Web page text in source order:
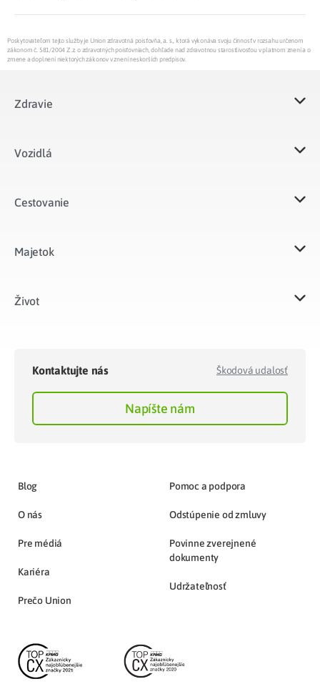
Poskytovateľom tejto služby je Union zdravotná poisťovňa, a. s., ktorá vykonáva svoju činnosť v rozsahu určenom
zákonom č. 581/2004 Z.z. o zdravotných poisťovniach, dohľade nad zdravotnou starostlivosťou v platnom znení a o
zmene a doplnení niektorých zákonov v znení neskorších predpisov.
Zdravie
Vozidlá​
Cestovanie
Majetok​
Život​
Kontaktujte nás Škodová udalosť
Napíšte nám
Blog
O nás
Pre médiá
Kariéra
Prečo Union
Pomoc a podpora
Odstúpenie od zmluvy
Povinne zverejnené
dokumenty
Udržateľnosť